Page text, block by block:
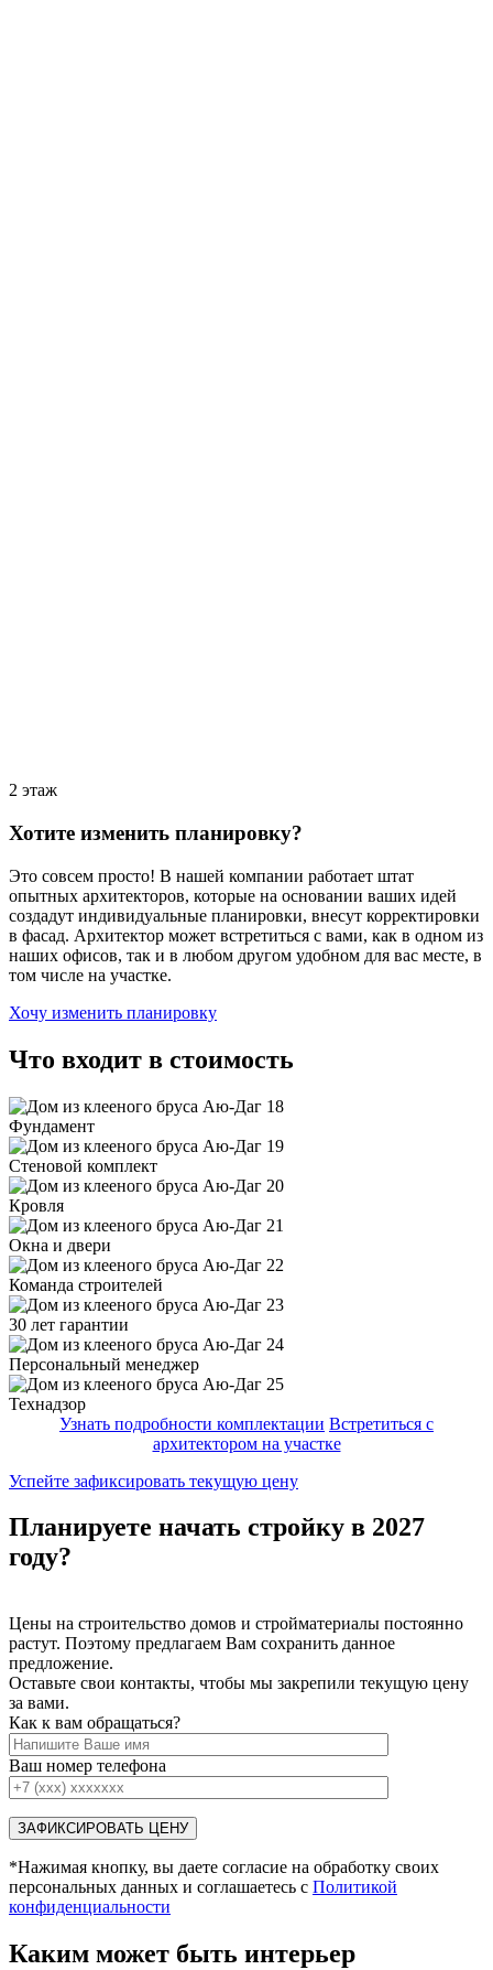
2 этаж
Хотите изменить планировку?
Это совсем просто! В нашей компании работает штат
опытных архитекторов, которые на основании ваших идей
создадут индивидуальные планировки, внесут корректировки
в фасад. Архитектор может встретиться с вами, как в одном из
наших офисов, так и в любом другом удобном для вас месте, в
том числе на участке.
Хочу изменить планировку
Что входит в стоимость
Фундамент
Стеновой комплект
Кровля
Окна и двери
Команда строителей
30 лет гарантии
Персональный менеджер
Технадзор
Узнать подробности комплектации Встретиться с
архитектором на участке
Успейте зафиксировать текущую цену
Планируете начать стройку в 2027
году?
Цены на строительство домов и стройматериалы постоянно
растут. Поэтому предлагаем Вам сохранить данное
предложение.
Оставьте свои контакты, чтобы мы закрепили текущую цену
за вами.
Как к вам обращаться?
Ваш номер телефона
*Нажимая кнопку, вы даете согласие на обработку своих
персональных данных и соглашаетесь с Политикой
конфиденциальности
Каким может быть интерьер